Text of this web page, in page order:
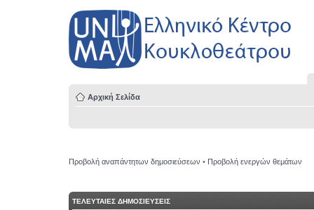
Αρχική Σελίδα
Προβολή αναπάντητων δημοσιεύσεων • Προβολή ενεργών θεμάτων
ΤΕΛΕΥΤΑΙΕΣ ΔΗΜΟΣΙΕΥΣΕΙΣ